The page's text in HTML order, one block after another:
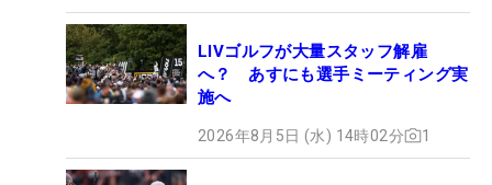
LIVゴルフが大量スタッフ解雇
へ？ あすにも選手ミーティング実
施へ
2026年8月5日 (水) 14時02分 1